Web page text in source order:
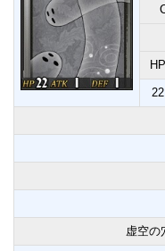
HP
22
虚空の